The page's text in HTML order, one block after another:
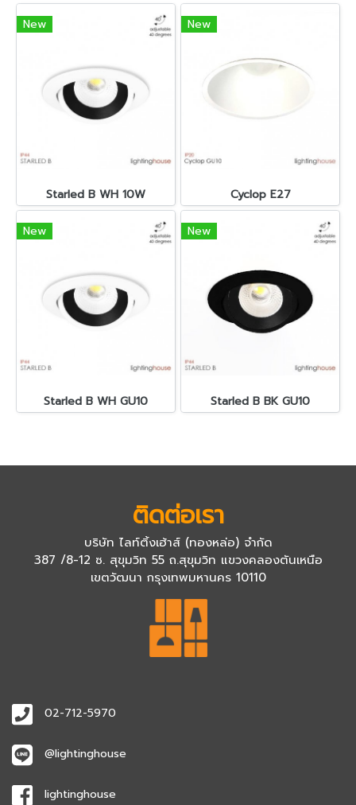
New
Starled B WH 10W
New
Cyclop E27
New
Starled B WH GU10
New
Starled B BK GU10
ติดต่อเรา
บริษัท ไลท์ติ้งเฮ้าส์ (ทองหล่อ) จำกัด
387 /8-12 ซ. สุขุมวิท 55 ถ.สุขุมวิท แขวงคลองตันเหนือ
เขตวัฒนา กรุงเทพมหานคร 10110
02-712-5970
@lightinghouse
lightinghouse